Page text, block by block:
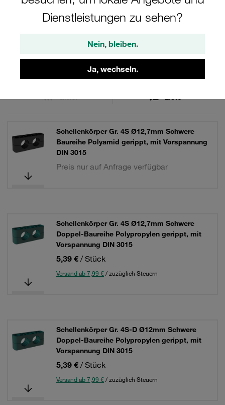
Dienstleistungen zu sehen?
Nein, bleiben.
Ja, wechseln.
Filter / Sortierung
Gitter Liste
Schellenkörper Gr. 4S Ø12,7mm Schwere
Baureihe Polyamid gerippt, mit Vorspannung
DIN 3015
Preis nur auf Anfrage verfügbar
Schellenkörper Gr. 4S Ø12,7mm Schwere
Doppel-Baureihe Polypropylen gerippt, mit
Vorspannung DIN 3015
5,39 € / Stück
Versand ab 7,99 €/ zuzüglich Steuern
Schellenkörper Gr. 4S-D Ø12mm Schwere
Doppel-Baureihe Polypropylen gerippt, mit
Vorspannung DIN 3015
5,39 € / Stück
Versand ab 7,99 €/ zuzüglich Steuern